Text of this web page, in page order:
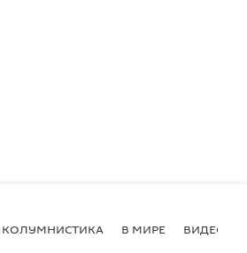
КОЛУМНИСТИКА В МИРЕ ВИДЕО